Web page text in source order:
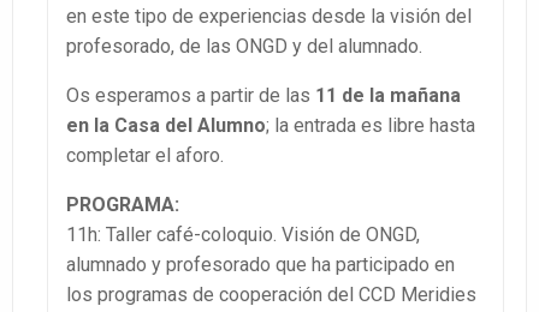
en este tipo de experiencias desde la visión del
profesorado, de las ONGD y del alumnado.
Os esperamos a partir de las 11 de la mañana
en la Casa del Alumno; la entrada es libre hasta
completar el aforo.
PROGRAMA:
11h: Taller café-coloquio. Visión de ONGD,
alumnado y profesorado que ha participado en
los programas de cooperación del CCD Meridies